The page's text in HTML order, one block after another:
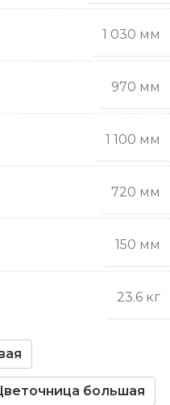
1 030 мм
970 мм
1 100 мм
720 мм
150 мм
23.6 кг
большая